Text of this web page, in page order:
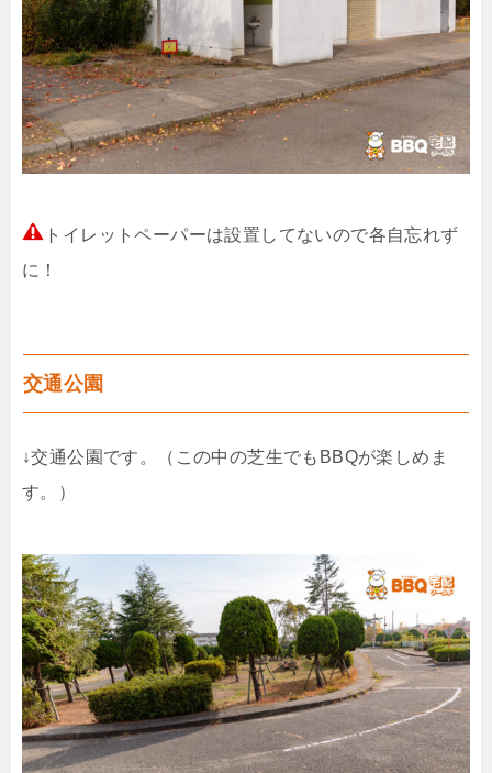
トイレットペーパーは設置してないので各自忘れず
に！
交通公園
↓交通公園です。（この中の芝生でもBBQが楽しめま
す。）